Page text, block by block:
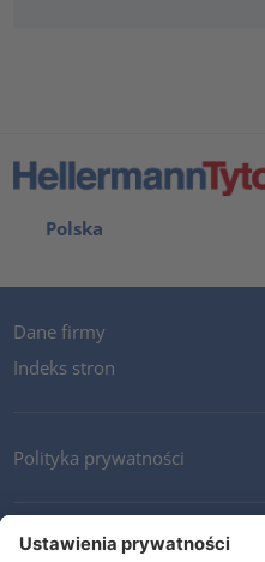
Polska
Dane firmy
Indeks stron
Polityka prywatności